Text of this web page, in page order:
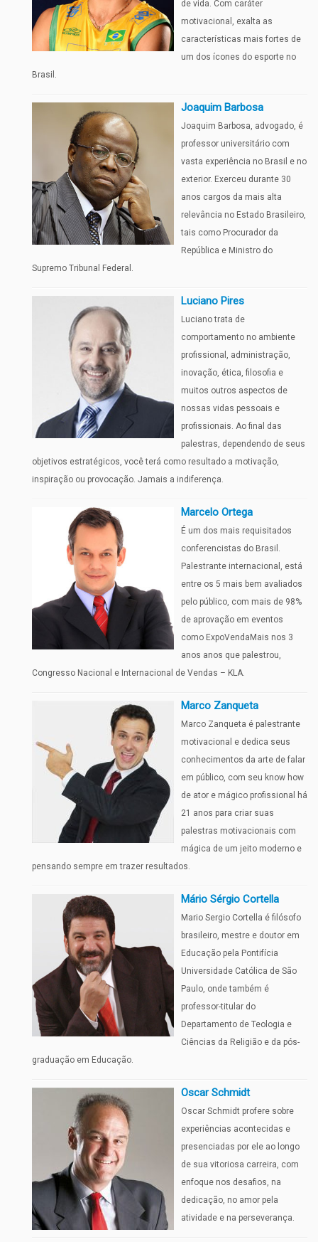
de vida. Com caráter
motivacional, exalta as
características mais fortes de
um dos ícones do esporte no
Brasil.
Joaquim Barbosa
Joaquim Barbosa, advogado, é
professor universitário com
vasta experiência no Brasil e no
exterior. Exerceu durante 30
anos cargos da mais alta
relevância no Estado Brasileiro,
tais como Procurador da
República e Ministro do
Supremo Tribunal Federal.
Luciano Pires
Luciano trata de
comportamento no ambiente
profissional, administração,
inovação, ética, filosofia e
muitos outros aspectos de
nossas vidas pessoais e
profissionais. Ao final das
palestras, dependendo de seus
objetivos estratégicos, você terá como resultado a motivação,
inspiração ou provocação. Jamais a indiferença.
Marcelo Ortega
É um dos mais requisitados
conferencistas do Brasil.
Palestrante internacional, está
entre os 5 mais bem avaliados
pelo público, com mais de 98%
de aprovação em eventos
como ExpoVendaMais nos 3
anos anos que palestrou,
Congresso Nacional e Internacional de Vendas – KLA.
Marco Zanqueta
Marco Zanqueta é palestrante
motivacional e dedica seus
conhecimentos da arte de falar
em público, com seu know how
de ator e mágico profissional há
21 anos para criar suas
palestras motivacionais com
mágica de um jeito moderno e
pensando sempre em trazer resultados.
Mário Sérgio Cortella
Mario Sergio Cortella é filósofo
brasileiro, mestre e doutor em
Educação pela Pontifícia
Universidade Católica de São
Paulo, onde também é
professor-titular do
Departamento de Teologia e
Ciências da Religião e da pós-
graduação em Educação.
Oscar Schmidt
Oscar Schmidt profere sobre
experiências acontecidas e
presenciadas por ele ao longo
de sua vitoriosa carreira, com
enfoque nos desafios, na
dedicação, no amor pela
atividade e na perseverança.